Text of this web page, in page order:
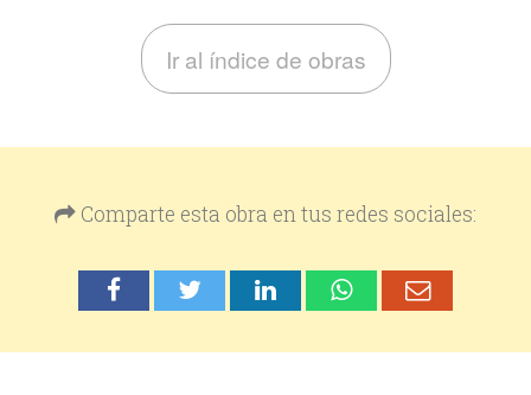
Ir al índice de obras
Comparte esta obra en tus redes sociales: